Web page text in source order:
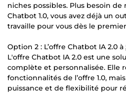
niches possibles. Plus besoin
Chatbot 1.0, vous avez déjà un
travaille pour vous dès le
Option 2 : L’offre Chatbot IA 2.0 à
L'offre Chatbot IA 2.0 est une
complète et personnalisée. Elle
fonctionnalités de l’offre 1.0,
puissance et de flexibilité pour